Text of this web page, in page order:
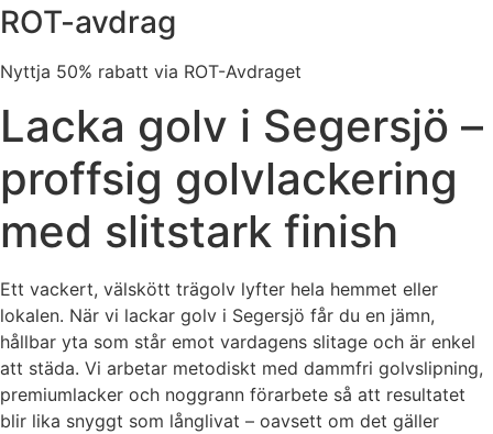
ROT-avdrag
Nyttja 50% rabatt via ROT-Avdraget
Lacka golv i Segersjö –
proffsig golvlackering
med slitstark finish
Ett vackert, välskött trägolv lyfter hela hemmet eller
lokalen. När vi lackar golv i Segersjö får du en jämn,
hållbar yta som står emot vardagens slitage och är enkel
att städa. Vi arbetar metodiskt med dammfri golvslipning,
premiumlacker och noggrann förarbete så att resultatet
blir lika snyggt som långlivat – oavsett om det gäller